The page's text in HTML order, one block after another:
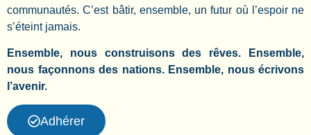
communautés. C’est bâtir, ensemble, un futur où l’espoir ne
s’éteint jamais.
Ensemble, nous construisons des rêves. Ensemble,
nous façonnons des nations. Ensemble, nous écrivons
l’avenir.
Adhérer